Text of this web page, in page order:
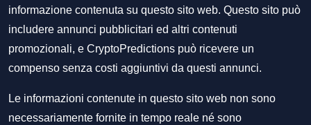
informazione contenuta su questo sito web. Questo sito può
includere annunci pubblicitari ed altri contenuti
promozionali, e CryptoPredictions può ricevere un
compenso senza costi aggiuntivi da questi annunci.
Le informazioni contenute in questo sito web non sono
necessariamente fornite in tempo reale né sono